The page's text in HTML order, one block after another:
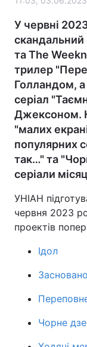
Головна
У червні
скандальний
та The
трилер
Голландом, а
серіал
Джексоном.
"малих
популярних
так…" та
серіали
УНІАН
червня 2023
проектів
Ідол
Чорне